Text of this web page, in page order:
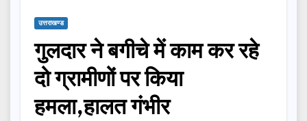
उत्तराखण्ड
गुलदार ने बगीचे में काम कर रहे
दो ग्रामीणों पर किया
हमला,हालत गंभीर